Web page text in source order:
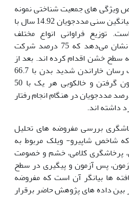
های جمعیت شناختی نمونه
مورد مطالعه نشان داد که: میانگین سنی مددجویان 14.92 سال با
استاندارد 31/1 است. توزیع فراوانی انواع مختلف
رفتارهای خودآسیب رسان نشان می‌دهد که 75 درصد شرکت
سطح خشن اقدام کرده اند. بعد از
این رفتار، رفتار خود آسیب رسان خاراندن شدید بدن با 66.7
درصد، بریدن عضو، نیشگون گرفتن و خالکوبی هر یک با 50
رخ داده است. 66.7 درصد مددجویان در هنگام انجام رفتار
داشته اند.
بررسی مفروضه های تحلیل
شاخص شاپیرو- ویلک مربوط به
پرخاشگری کلامی، خشم و خصومت
پس آزمون و پیگیری در سطح
یافته ها بیانگر آن است که مفروضه
داده های پژوهش حاضر برقرار